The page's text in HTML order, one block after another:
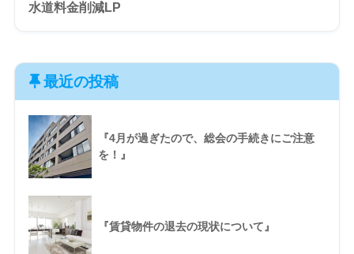
水道料金削減LP
最近の投稿
『4月が過ぎたので、総会の手続きにご注意
を！』
『賃貸物件の退去の現状について』